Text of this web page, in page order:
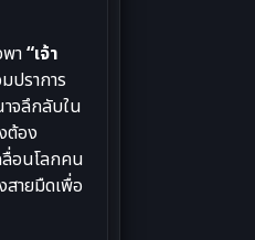
า“เจ้า
ปราการ
าจลึกลับใน
ต้อง
ลื่อนโลกคน
ายมืดเพื่อ